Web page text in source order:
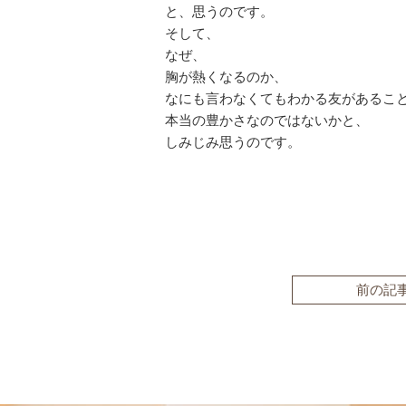
と、思うのです。
そして、
なぜ、
胸が熱くなるのか、
なにも言わなくてもわかる友があるこ
本当の豊かさなのではないかと、
しみじみ思うのです。
前の記